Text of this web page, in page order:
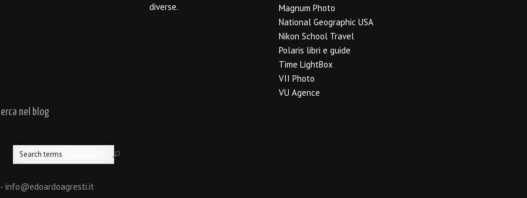
diverse.
Magnum Photo
National Geographic USA
Nikon School Travel
Polaris libri e guide
Time LightBox
VII Photo
VU Agence
nel blog
info@edoardoagresti.it